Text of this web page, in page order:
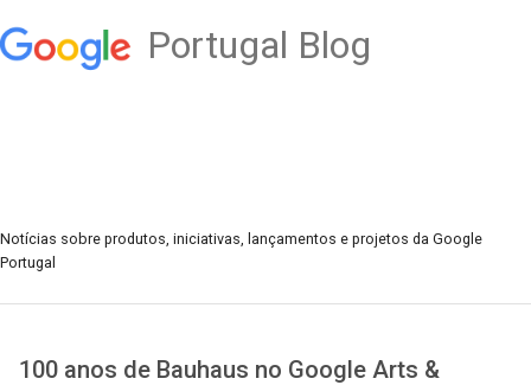
Portugal Blog
Notícias sobre produtos, iniciativas, lançamentos e projetos da Google
Portugal
100 anos de Bauhaus no Google Arts &